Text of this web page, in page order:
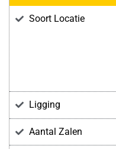
Soort Locatie
Ligging
Aantal Zalen